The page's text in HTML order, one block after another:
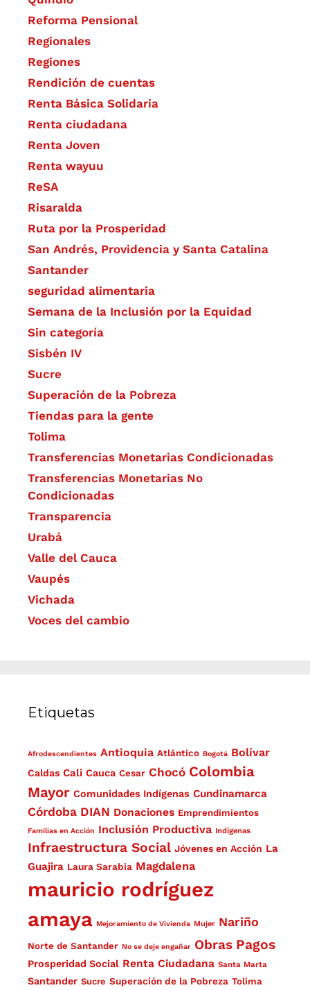
Reforma Pensional
Regionales
Regiones
Rendición de cuentas
Renta Básica Solidaria
Renta ciudadana
Renta Joven
Renta wayuu
ReSA
Risaralda
Ruta por la Prosperidad
San Andrés, Providencia y Santa Catalina
Santander
seguridad alimentaria
Semana de la Inclusión por la Equidad
Sin categoría
Sisbén IV
Sucre
Superación de la Pobreza
Tiendas para la gente
Tolima
Transferencias Monetarias Condicionadas
Transferencias Monetarias No
Condicionadas
Transparencia
Urabá
Valle del Cauca
Vaupés
Vichada
Voces del cambio
Etiquetas
Afrodescendientes Antioquia Atlántico Bogotá Bolívar
Caldas Cali Cauca Cesar Chocó Colombia
Mayor Comunidades Indígenas Cundinamarca
Córdoba DIAN Donaciones Emprendimientos
Familias en Acción Inclusión Productiva Indígenas
Infraestructura Social Jóvenes en Acción La
Guajira Laura Sarabia Magdalena
mauricio rodríguez
amaya Mejoramiento de Vivienda Mujer Nariño
Norte de Santander No se deje engañar Obras Pagos
Prosperidad Social Renta Ciudadana Santa Marta
Santander Sucre Superación de la Pobreza Tolima